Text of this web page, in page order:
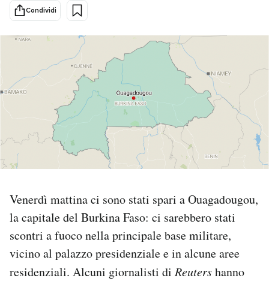
Scienza
Economia
Altrecose
Mondiali calcio 2026
PODCAST
NEWSLETTER
I MIEI PREFERITI
SHOP
CALENDARIO
Condividi
Venerdì mattina ci sono stati spari a Ouagadougou,
la capitale del Burkina Faso: ci sarebbero stati
scontri a fuoco nella principale base militare,
vicino al palazzo presidenziale e in alcune aree
residenziali. Alcuni giornalisti di Reutershanno